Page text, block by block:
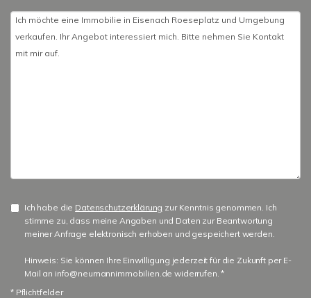
Ich habe die Datenschutzerklärung zur Kenntnis genommen. Ich
stimme zu, dass meine Angaben und Daten zur Beantwortung
meiner Anfrage elektronisch erhoben und gespeichert werden.
Hinweis: Sie können Ihre Einwilligung jederzeit für die Zukunft per E-
Mail an info@neumannimmobilien.de widerrufen. *
* Pflichtfelder